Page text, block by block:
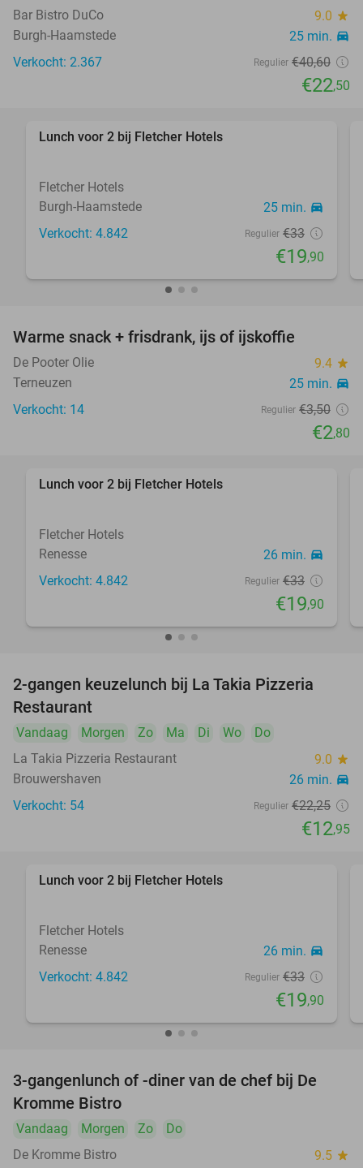
Bar Bistro DuCo 9.0 star
Burgh-Haamstede 25 min. directions_car
Verkocht: 2.367 Regulier €40,60
€22,50
Lunch voor 2 bij Fletcher Hotels
Fletcher Hotels
Burgh-Haamstede
25 min. directions_car
Verkocht: 4.842 Regulier €33
€19,90
Warme snack + frisdrank, ijs of ijskoffie
De Pooter Olie 9.4 star
Terneuzen 25 min. directions_car
Verkocht: 14 Regulier €3,50
€2,80
Lunch voor 2 bij Fletcher Hotels
Fletcher Hotels
Renesse
26 min. directions_car
Verkocht: 4.842 Regulier €33
€19,90
2-gangen keuzelunch bij La Takia Pizzeria
Restaurant
Vandaag Morgen Zo Ma Di Wo
Do
La Takia Pizzeria Restaurant
9.0 star
Brouwershaven 26 min. directions_car
Verkocht: 54 Regulier €22,25
€12,95
Lunch voor 2 bij Fletcher Hotels
Fletcher Hotels
Renesse
26 min. directions_car
Verkocht: 4.842 Regulier €33
€19,90
20%
3-gangenlunch of -diner van de chef bij De
Kromme Bistro
Vandaag Morgen Zo
Do
De Kromme Bistro
9.5 star